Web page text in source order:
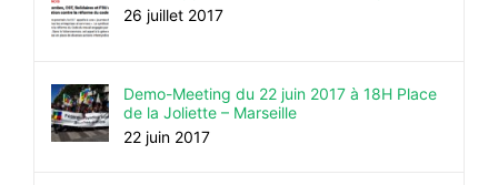
26 juillet 2017
Demo-Meeting du 22 juin 2017 à 18H Place
de la Joliette – Marseille
22 juin 2017